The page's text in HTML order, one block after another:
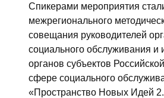
Спикерами мероприятия
межрегионального
совещания руководителей
социального обслуживания и
органов субъектов
сфере социального
«Пространство Новых Идей